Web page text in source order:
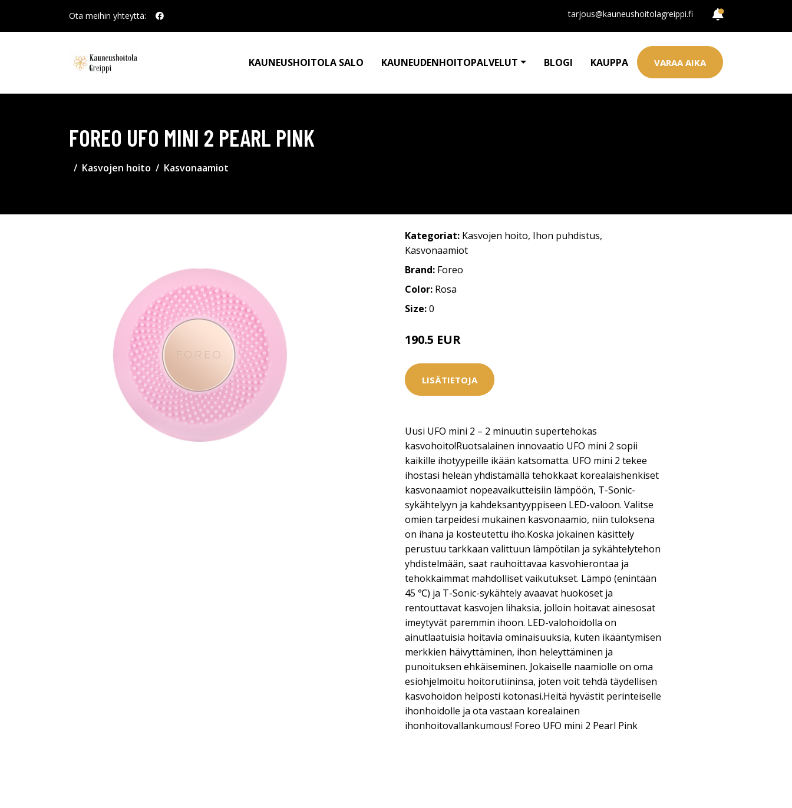
Ota meihin yhteyttä: tarjous@kauneushoitolagreippi.fi
KAUNEUSHOITOLA SALO KAUNEUDENHOITOPALVELUT BLOGI KAUPPA VARAA AIKA
FOREO UFO MINI 2 PEARL PINK
Kasvojen hoito Kasvonaamiot
Kategoriat: Kasvojen hoito, Ihon puhdistus,
Kasvonaamiot
Brand: Foreo
Color: Rosa
Size:0
190.5 EUR
LISÄTIETOJA
Uusi UFO mini 2 – 2 minuutin supertehokas
kasvohoito!Ruotsalainen innovaatio UFO mini 2 sopii
kaikille ihotyypeille ikään katsomatta. UFO mini 2 tekee
ihostasi heleän yhdistämällä tehokkaat korealaishenkiset
kasvonaamiot nopeavaikutteisiin lämpöön, T-Sonic-
sykähtelyyn ja kahdeksantyyppiseen LED-valoon. Valitse
omien tarpeidesi mukainen kasvonaamio, niin tuloksena
on ihana ja kosteutettu iho.Koska jokainen käsittely
perustuu tarkkaan valittuun lämpötilan ja sykähtelytehon
yhdistelmään, saat rauhoittavaa kasvohierontaa ja
tehokkaimmat mahdolliset vaikutukset. Lämpö (enintään
45 ℃) ja T-Sonic-sykähtely avaavat huokoset ja
rentouttavat kasvojen lihaksia, jolloin hoitavat ainesosat
imeytyvät paremmin ihoon. LED-valohoidolla on
ainutlaatuisia hoitavia ominaisuuksia, kuten ikääntymisen
merkkien häivyttäminen, ihon heleyttäminen ja
punoituksen ehkäiseminen. Jokaiselle naamiolle on oma
esiohjelmoitu hoitorutiininsa, joten voit tehdä täydellisen
kasvohoidon helposti kotonasi.Heitä hyvästit perinteiselle
ihonhoidolle ja ota vastaan korealainen
ihonhoitovallankumous! Foreo UFO mini 2 Pearl Pink